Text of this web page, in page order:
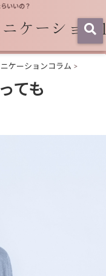
いいの？
ケーションコラム >
ても